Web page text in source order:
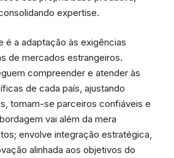
expertise.
é a adaptação às exigências
de mercados estrangeiros.
compreender e atender às
de cada país, ajustando
tornam-se parceiros confiáveis e
vai além da mera
envolve integração estratégica,
alinhada aos objetivos do